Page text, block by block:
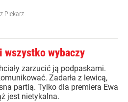
Piekarz
wszystko wybaczy
zarzucić ją podpaskami.
Zadarła z lewicą,
partią. Tylko dla premiera Ewa
jest nietykalna.